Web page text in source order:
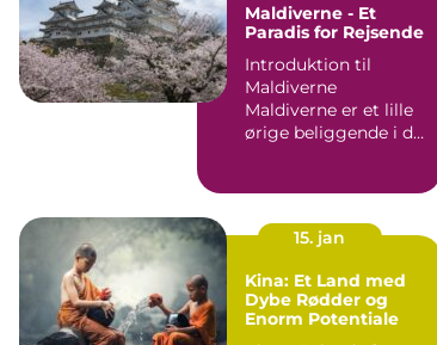
Maldiverne - Et
Paradis for Rejsende
Introduktion til
Maldiverne
Maldiverne er et lille
ørige beliggende i det
15. jan
Kina: Et Land med
Dybe Rødder og
Enorm Potentiale